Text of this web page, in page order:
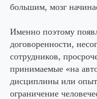
большим, мозг
Именно поэтому
договоренности,
сотрудников,
принимаемые «на
дисциплины или
ограничение